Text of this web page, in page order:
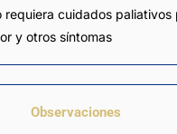
requiera cuidados paliativos
y otros síntomas
Observaciones